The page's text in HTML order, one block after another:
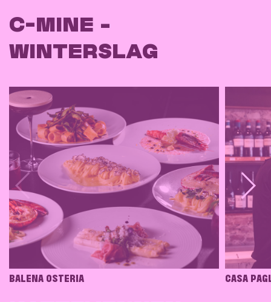
C-MINE -
WINTERSLAG
BALENA OSTERIA CASA